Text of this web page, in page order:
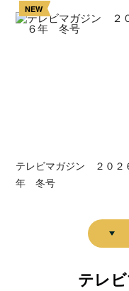
NEW
テレビマガジン ２０２
年 冬号
テレ